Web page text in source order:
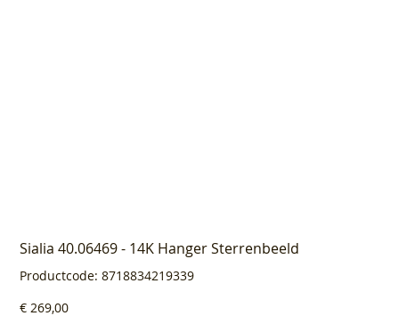
Sialia 40.06469 - 14K Hanger Sterrenbeeld
Productcode: Productcode
8718834219339
8718834219339
Prijs
€ 269,00